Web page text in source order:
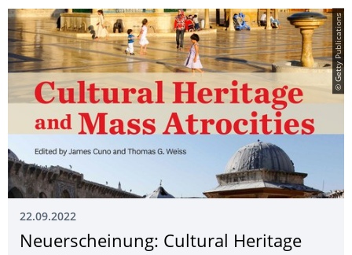
© Getty Publications
22.09.2022
Neuerscheinung: Cultural Heritage